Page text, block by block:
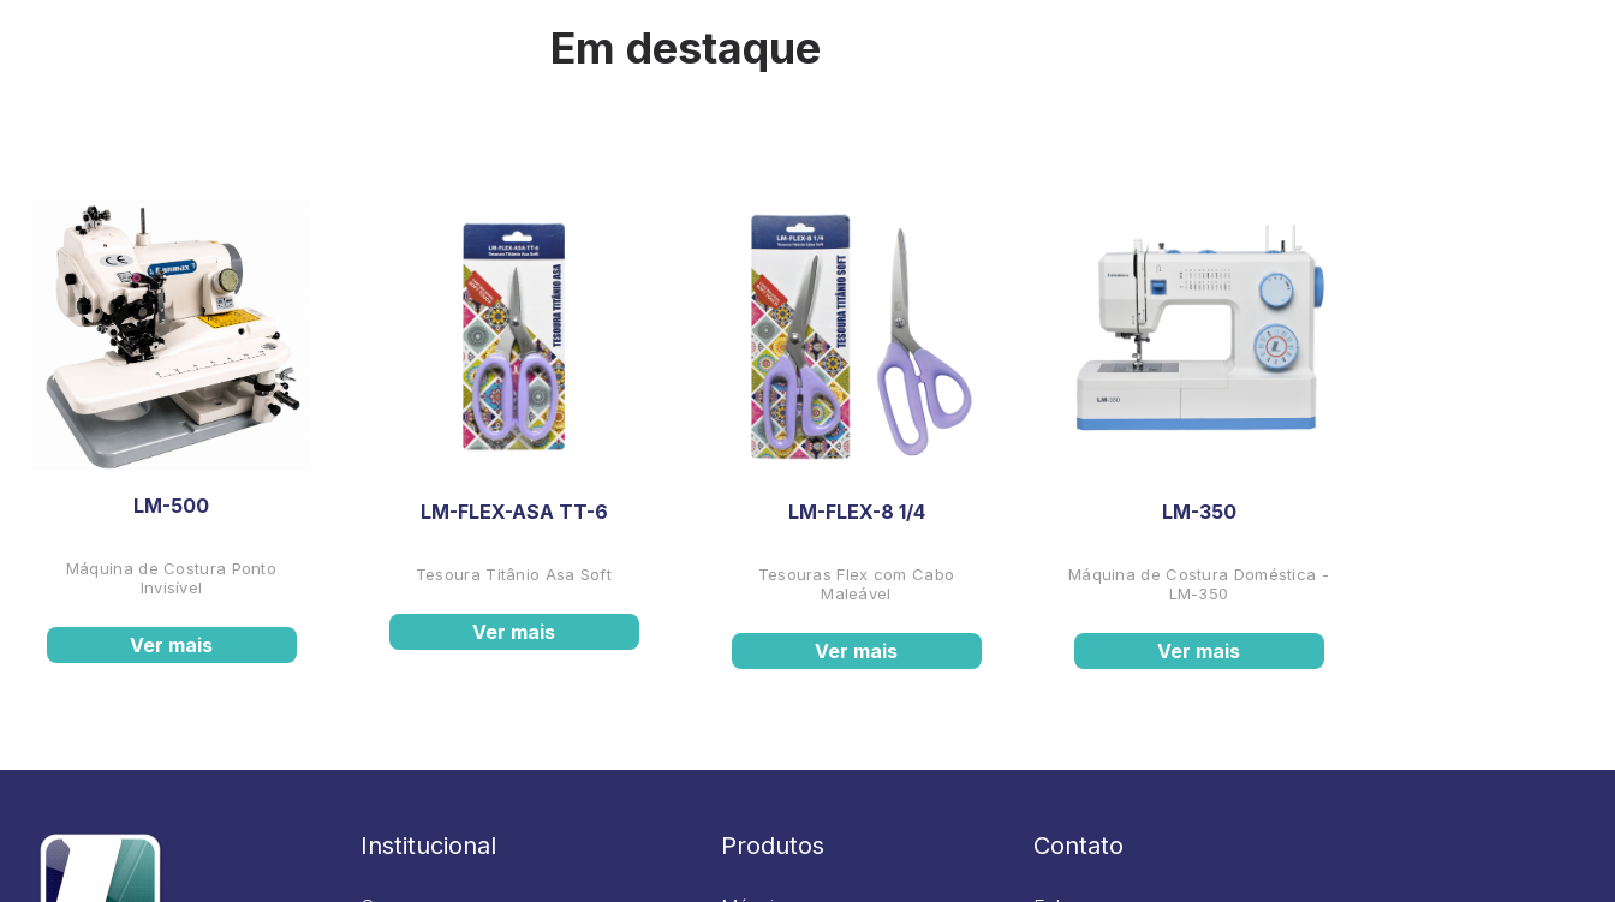
Em destaque
LM-500
Máquina de Costura Ponto
Invisível
Ver mais
LM-FLEX-ASA TT-6
Tesoura Titânio Asa Soft
Ver mais
LM-FLEX-8 1/4
Tesouras Flex com Cabo
Maleável
Ver mais
LM-350
Máquina de Costura Doméstica -
LM-350
Ver mais
Institucional Produtos Contato